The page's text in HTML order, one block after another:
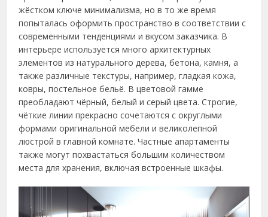
жёстком ключе минимализма, но в то же время
попыталась оформить пространство в соответствии с
современными тенденциями и вкусом заказчика. В
интерьере используется много архитектурных
элементов из натурального дерева, бетона, камня, а
также различные текстуры, например, гладкая кожа,
ковры, постельное бельё. В цветовой гамме
преобладают чёрный, белый и серый цвета. Строгие,
чёткие линии прекрасно сочетаются с округлыми
формами оригинальной мебели и великолепной
люстрой в главной комнате. Частные апартаменты
также могут похвастаться большим количеством
места для хранения, включая встроенные шкафы.